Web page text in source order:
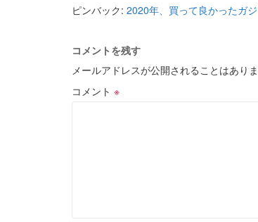
ピンバック: 2020年、買って良かったガ
コメントを残す
メールアドレスが公開されることはありま
コメント ※